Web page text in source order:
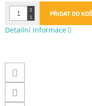
PŘIDAT DO
Detailní informace